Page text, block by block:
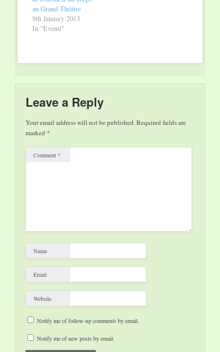
au Grand Théâtre
9th January 2013
In "Eventi"
Leave a Reply
Your email address will not be published.Required fields are
marked *
Comment *
Name
Email
Website
Notify me of follow-up comments by email.
Notify me of new posts by email.